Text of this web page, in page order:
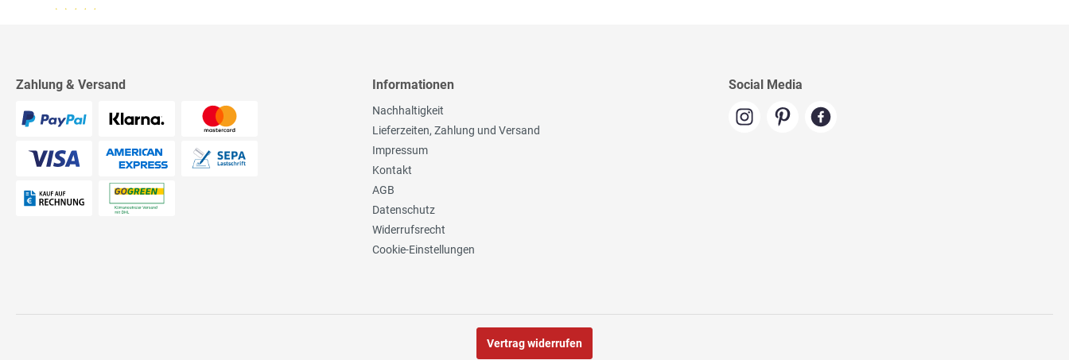
Zahlung & Versand Informationen
Nachhaltigkeit
Lieferzeiten, Zahlung und Versand
Impressum
Kontakt
AGB
Datenschutz
Widerrufsrecht
Cookie-Einstellungen
Social Media
Vertrag widerrufen